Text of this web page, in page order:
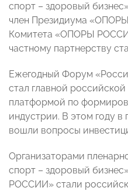
спорт – здоровый
член Президиума
Комитета «ОПОРЫ
частному партнерству
Ежегодный Форум
стал главной
платформой по
индустрии. В этом году в
вошли вопросы
Организаторами
спорт – здоровый
РОССИИ» стали